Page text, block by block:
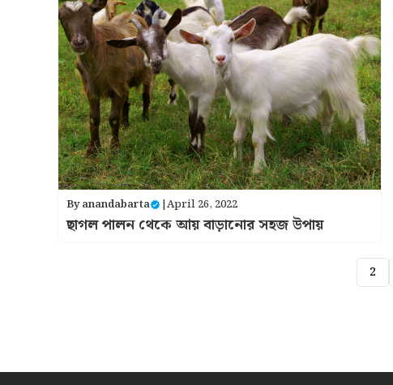
Byanandabarta |April 26, 2022
ছাগল পালন থেকে আয় বাড়ানোর সহজ উপায়
2